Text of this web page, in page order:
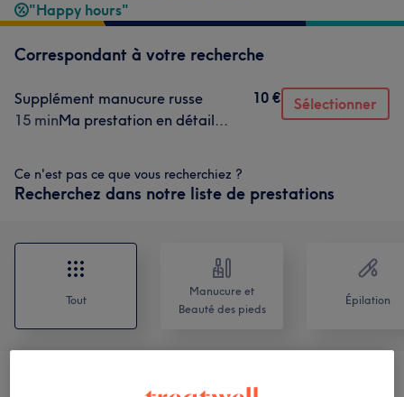
"Happy hours"
Correspondant à votre recherche
Supplément manucure russe
15 minMa prestation en détail...
10 € Sélectionner
Ce n'est pas ce que vous recherchiez ?
Recherchez dans notre liste de prestations
Tout
Manucure et
Beauté des pieds
Épilation
Teinture De Cils Et Sourcils 2